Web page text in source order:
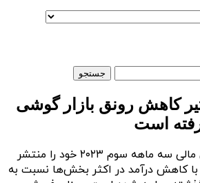
کاهش رونق بازار گوشی
است
کوالکام به‌تازگی گزارش مالی سه ماهه سوم ۲۰۲۳ خود را منتشر
کاهش درآمد در اکثر بخش‌ها نسبت به